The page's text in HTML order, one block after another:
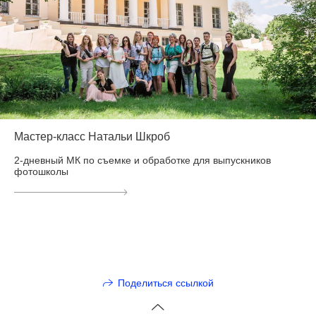
Мастер-класс Натальи Шкроб
2-дневный МК по съемке и обработке для выпускников
фотошколы
Поделиться ссылкой